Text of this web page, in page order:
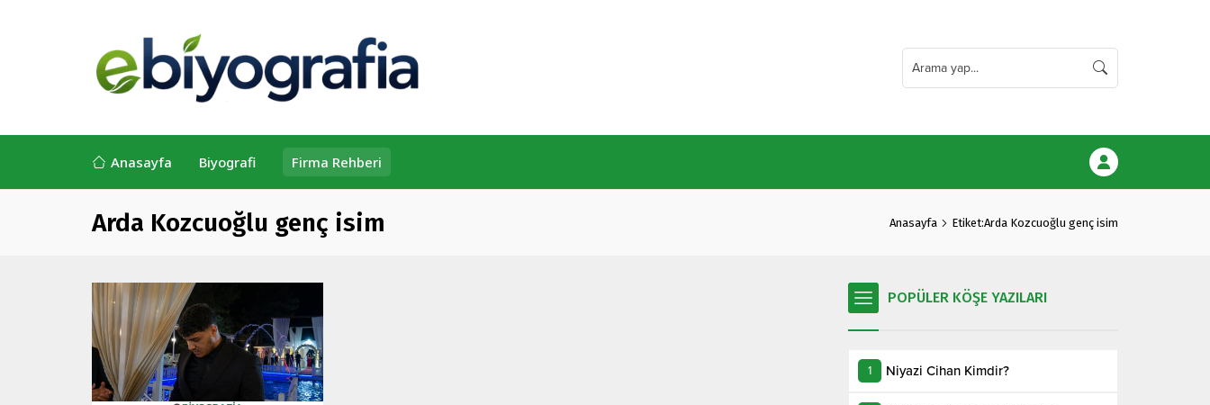
Anasayfa Biyografi Firma Rehberi
Arda Kozcuoğlu genç isim Anasayfa Etiket:Arda Kozcuoğlu genç isim
POPÜLER KÖŞE YAZILARI
Niyazi Cihan Kimdir?